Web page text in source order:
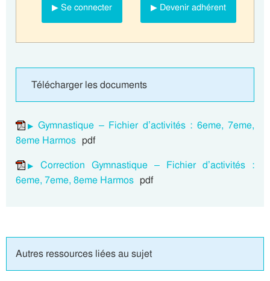
▶ Se connecter ▶ Devenir adhérent
Télécharger les documents
Gymnastique – Fichier d’activités : 6eme, 7eme,
8eme Harmos pdf
Correction Gymnastique – Fichier d’activités :
6eme, 7eme, 8eme Harmos pdf
Autres ressources liées au sujet